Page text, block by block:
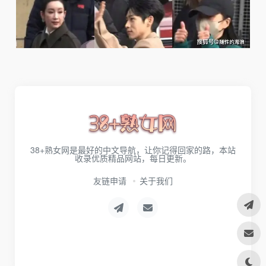
38+熟女网是最好的中文导航，让你记得回家的路，本站
收录优质精品网站，每日更新。
友链申请
关于我们